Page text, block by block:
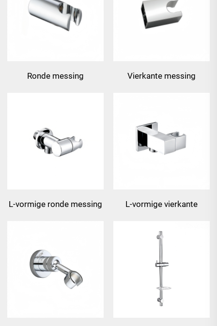
Ronde messing
Vierkante messing
L-vormige ronde messing
L-vormige vierkante
wandtelefoonhouder